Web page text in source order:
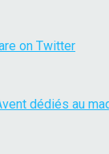
on Twitter
dédiés au